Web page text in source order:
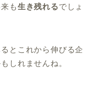
も生き残れるでしょ
とこれから伸びる企
しれませんね。